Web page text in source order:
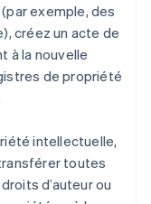
exemple, des
créez un acte de
à la nouvelle
de propriété
intellectuelle,
toutes
d’auteur ou